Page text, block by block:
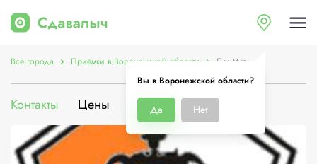
Вы в Воронежской области?
Да Нет
Все города Приёмки в Воронежской области ЛомМет
Контакты Цены Услуги О компании